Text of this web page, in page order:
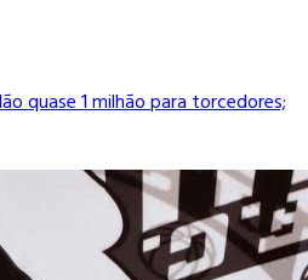
quase 1 milhão para torcedores;